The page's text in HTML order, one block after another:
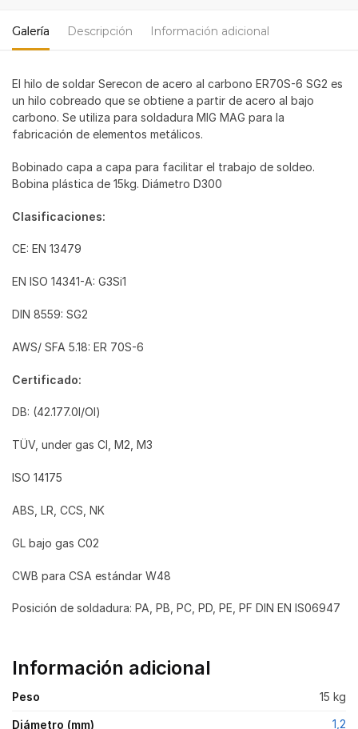
Galería Descripción Información adicional
El hilo de soldar Serecon de acero al carbono ER70S-6 SG2 es
un hilo cobreado que se obtiene a partir de acero al bajo
carbono. Se utiliza para soldadura MIG MAG para la
fabricación de elementos metálicos.
Bobinado capa a capa para facilitar el trabajo de soldeo.
Bobina plástica de 15kg. Diámetro D300
Clasificaciones:
CE: EN 13479
EN ISO 14341-A: G3Si1
DIN 8559: SG2
AWS/ SFA 5.18: ER 70S-6
Certificado:
DB: (42.177.0l/Ol)
TÜV, under gas Cl, M2, M3
ISO 14175
ABS, LR, CCS, NK
GL bajo gas C02
CWB para CSA estándar W48
Posición de soldadura: PA, PB, PC, PD, PE, PF DIN EN IS06947
Información adicional
Peso 15 kg
Diámetro (mm) 1,2